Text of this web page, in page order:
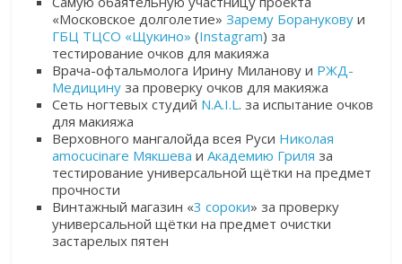
«Московское долголетие»Зарему Боранукову и
ГБЦ ТЦСО «Щукино» (Instagram) за
тестирование очков для макияжа
Врача-офтальмолога Ирину Миланову и РЖД-
Медицину за проверку очков для макияжа
Сеть ногтевых студий N.A.I.L . за испытание очков
для макияжа
Верховного мангалойда всея Руси Николая
amocucinare Мякшева иАкадемию Гриля за
тестирование универсальной щётки на предмет
прочности
Винтажный магазин «3 сороки» за проверку
универсальной щётки на предмет очистки
застарелых пятен